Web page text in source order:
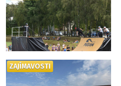
ZAJÍMAVOSTI